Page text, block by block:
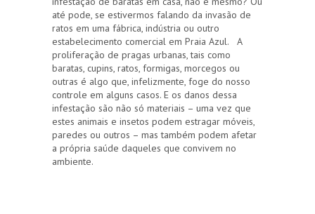
até pode, se estivermos falando da invasão de
ratos em uma fábrica, indústria ou outro
estabelecimento comercial em Praia Azul. A
proliferação de pragas urbanas, tais como
baratas, cupins, ratos, formigas, morcegos ou
outras é algo que, infelizmente, foge do nosso
controle em alguns casos. E os danos dessa
infestação são não só materiais – uma vez que
estes animais e insetos podem estragar móveis,
paredes ou outros – mas também podem afetar
a própria saúde daqueles que convivem no
ambiente.